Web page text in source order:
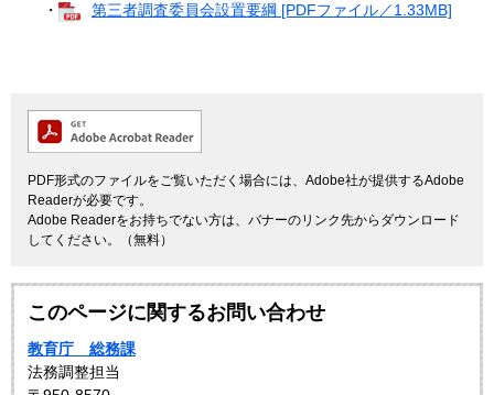
・ 第三者調査委員会設置要綱 [PDFファイル／1.33MB]
PDF形式のファイルをご覧いただく場合には、Adobe社が提供するAdobe
Readerが必要です。
Adobe Readerをお持ちでない方は、バナーのリンク先からダウンロード
してください。（無料）
このページに関するお問い合わせ
教育庁 総務課
法務調整担当